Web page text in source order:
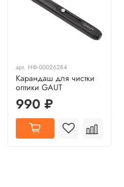
арт. НФ-00026284
Карандаш для чистки
оптики GAUT
990 ₽